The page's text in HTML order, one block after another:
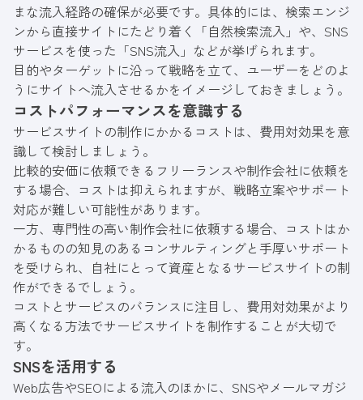
まな流入経路の確保が必要です。具体的には、検索エンジ
ンから直接サイトにたどり着く「自然検索流入」や、SNS
サービスを使った「SNS流入」などが挙げられます。
目的やターゲットに沿って戦略を立て、ユーザーをどのよ
うにサイトへ流入させるかをイメージしておきましょう。
コストパフォーマンスを意識する
サービスサイトの制作にかかるコストは、費用対効果を意
識して検討しましょう。
比較的安価に依頼できるフリーランスや制作会社に依頼を
する場合、コストは抑えられますが、戦略立案やサポート
対応が難しい可能性があります。
一方、専門性の高い制作会社に依頼する場合、コストはか
かるものの知見のあるコンサルティングと手厚いサポート
を受けられ、自社にとって資産となるサービスサイトの制
作ができるでしょう。
コストとサービスのバランスに注目し、費用対効果がより
高くなる方法でサービスサイトを制作することが大切で
す。
SNSを活用する
Web広告やSEOによる流入のほかに、SNSやメールマガジ